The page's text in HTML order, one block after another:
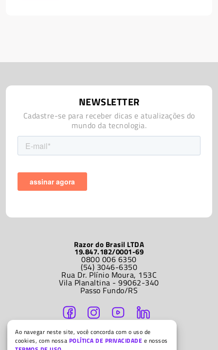
Razor do Brasil LTDA
19.847.182/0001-69
0800 006 6350
(54) 3046-6350
Rua Dr. Plínio Moura, 153C
Vila Planaltina - 99062-340
Passo Fundo/RS
ATENDIMENTO
Segunda a sexta-feira
NEWSLETTER
Cadastre-se para receber dicas e atualizações do
mundo da tecnologia.
Ao navegar neste site, você concorda com o uso de
cookies, com nossa POLÍTICA DE PRIVACIDADE e nossos